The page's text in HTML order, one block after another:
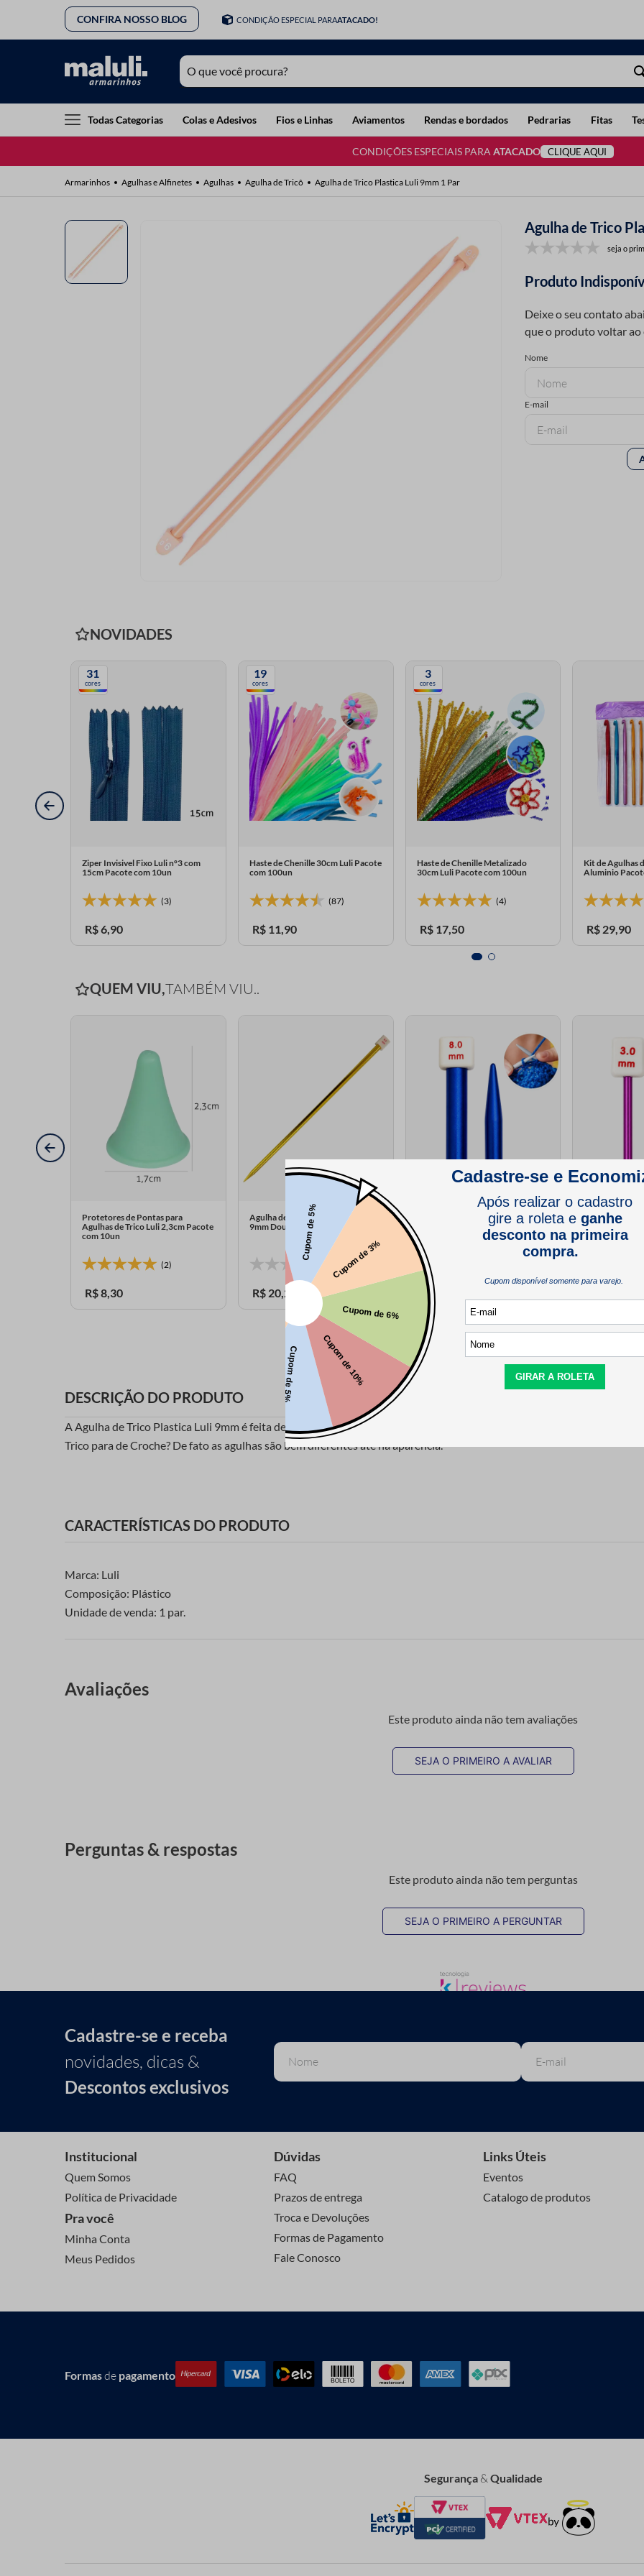
CONFIRA NOSSO BLOG CONDIÇÃO ESPECIAL PARAATACADO!
O que você procura?
Todas Categorias Colas e Adesivos Fios e Linhas Aviamentos Rendas e bordados Pedrarias Fitas
CONDIÇÕES ESPECIAIS PARA ATACADO CLIQUE AQUI
Agulhas e Alfinetes Agulhas Agulha de Tricô Agulha de Trico Plastica Luli 9mm 1 Par
Agulha de Trico
seja o
NOVIDADES
31
cores
Ziper Invisivel Fixo Luli n°3 com
15cm Pacote com 10un
(3)
R$6, 90
19
cores
Haste de Chenille 30cm Luli Pacote
com 100un
(87)
R$ 11 90
3
cores
Haste de Chenille Metalizado
30cm Luli Pacote com 100un
(4)
R$ 17, 50
Kit de Agulhas
Aluminio
R$ 29 90
QUEM VIU,TAMBÉM VIU..
Protetores de Pontas para
Agulhas de Trico Luli 2,3cm Pacote
com 10un
(2)
R$8,30
Agulha de Trico de Aluminio Luli
9mm Dourado 1 Par
R$ 20,25
Agulha de Trico de Aluminio Luli
R$19
Agulha de
3mm 1 Par
DESCRIÇÃO DO PRODUTO
A Agulha de Trico Plastica Luli 9mm é feita de plástico com 35cm ideal para trico, com material resistente e leve para
Trico para de Croche? De fato as agulhas são bem diferentes até na aparencia.
CARACTERÍSTICAS DO PRODUTO
Marca: Luli
Composição: Plástico
Unidade de venda: 1 par.
Avaliações
Este produto ainda não tem avaliações
SEJA O PRIMEIRO A AVALIAR
Perguntas & respostas
Este produto ainda não tem perguntas
SEJA O PRIMEIRO A PERGUNTAR
Cadastre-se e receba
novidades, dicas &
Descontos exclusivos
Institucional
Quem Somos
Política de Privacidade
Pra você
Minha Conta
Meus Pedidos
Dúvidas
FAQ
Prazos de entrega
Troca e Devoluções
Formas de Pagamento
Fale Conosco
Links Úteis
Eventos
Catalogo de produtos
Formasde pagamento
Segurança&Qualidade
TERMOS MAIS BUSCADOS
1º
lã
3 º
botão